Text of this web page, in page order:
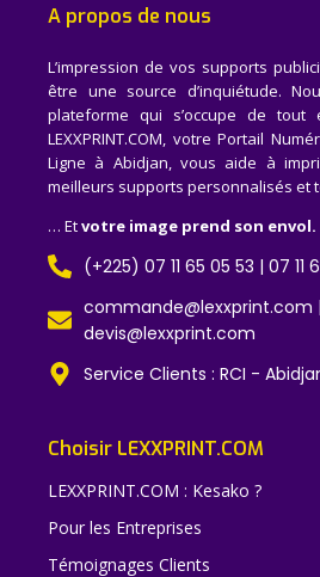
A propos de nous
L’impression de vos supports
être une source d’inquiétude.
plateforme qui s’occupe de
LEXXPRINT.COM, votre Portail
Ligne à Abidjan, vous aide à
meilleurs supports personnalisés et
… Etvotre image prend son envol.
(+225) 07 11 65 05 53 | 07 11
commande@lexxprint.com |
devis@lexxprint.com
Service Clients : RCI -
Choisir LEXXPRINT.COM
LEXXPRINT.COM : Kesako ?
Pour les Entreprises
Témoignages Clients